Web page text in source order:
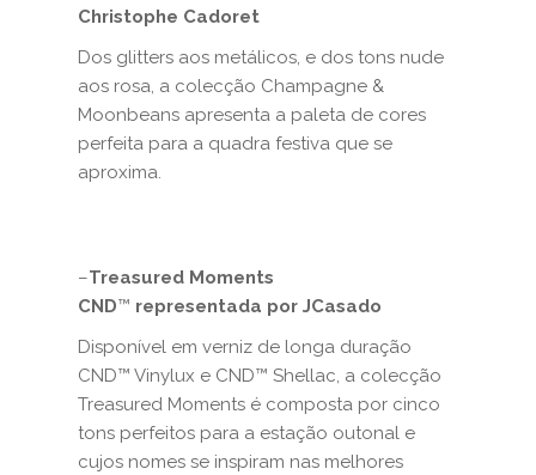
Christophe Cadoret
Dos glitters aos metálicos, e dos tons nude
aos rosa, a colecção Champagne &
Moonbeans apresenta a paleta de cores
perfeita para a quadra festiva que se
aproxima.
–Treasured Moments
CND™ representada por JCasado
Disponível em verniz de longa duração
CND™ Vinylux e CND™ Shellac, a colecção
Treasured Moments é composta por cinco
tons perfeitos para a estação outonal e
cujos nomes se inspiram nas melhores